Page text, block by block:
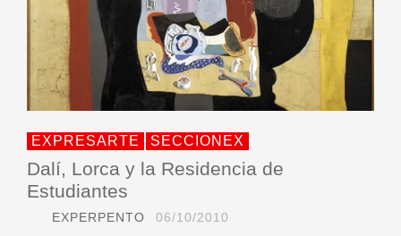
EXPRESARTE SECCIONEX
Dalí, Lorca y la Residencia de
Estudiantes
EXPERPENTO 06/10/2010